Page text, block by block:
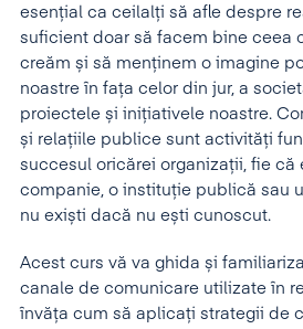
esențial ca ceilalți să afle despre
suficient doar să facem bine ceea
creăm și să menținem o imagine
noastre în fața celor din jur, a
proiectele și inițiativele noastre.
și relațiile publice sunt activități
succesul oricărei organizații, fie că
companie, o instituție publică sau
nu exiști dacă nu ești cunoscut.
Acest curs vă va ghida și
canale de comunicare utilizate în
învăța cum să aplicați strategii de